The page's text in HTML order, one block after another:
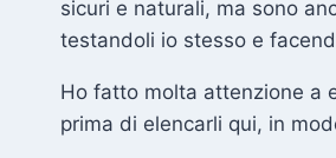
sicuri e naturali, ma sono
testandoli io stesso e
Ho fatto molta attenzione a
prima di elencarli qui, in